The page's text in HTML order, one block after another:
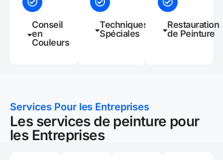
Conseil
en
Couleurs
Techniques
Spéciales
Restauration
de Peinture
Services Pour les Entreprises
Les services de peinture pour
les Entreprises